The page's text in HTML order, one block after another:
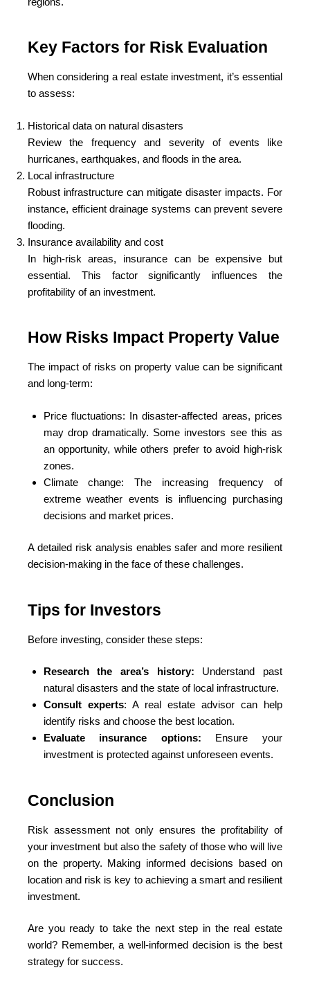
Key Factors for Risk Evaluation
When considering a real estate investment, it’s essential
to assess:
Historical data on natural disasters
Review the frequency and severity of events like
hurricanes, earthquakes, and floods in the area.
Local infrastructure
Robust infrastructure can mitigate disaster impacts. For
instance, efficient drainage systems can prevent severe
flooding.
Insurance availability and cost
In high-risk areas, insurance can be expensive but
essential. This factor significantly influences the
profitability of an investment.
How Risks Impact Property Value
The impact of risks on property value can be significant
and long-term:
Price fluctuations: In disaster-affected areas, prices
may drop dramatically. Some investors see this as
an opportunity, while others prefer to avoid high-risk
zones.
Climate change: The increasing frequency of
extreme weather events is influencing purchasing
decisions and market prices.
A detailed risk analysis enables safer and more resilient
decision-making in the face of these challenges.
Tips for Investors
Before investing, consider these steps:
Research the area’s history: Understand past
natural disasters and the state of local infrastructure.
Consult experts: A real estate advisor can help
identify risks and choose the best location.
Evaluate insurance options: Ensure your
investment is protected against unforeseen events.
Conclusion
Risk assessment not only ensures the profitability of
your investment but also the safety of those who will live
on the property. Making informed decisions based on
location and risk is key to achieving a smart and resilient
investment.
Are you ready to take the next step in the real estate
world? Remember, a well-informed decision is the best
strategy for success.